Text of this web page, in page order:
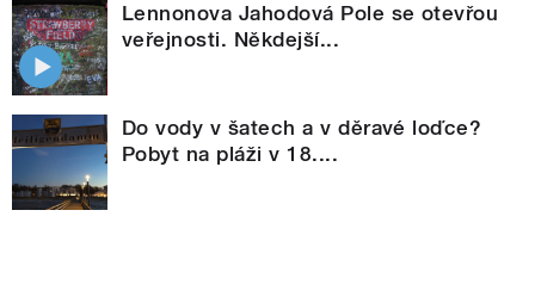
Lennonova Jahodová Pole se otevřou
veřejnosti. Někdejší...
Do vody v šatech a v děravé loďce?
Pobyt na pláži v 18....